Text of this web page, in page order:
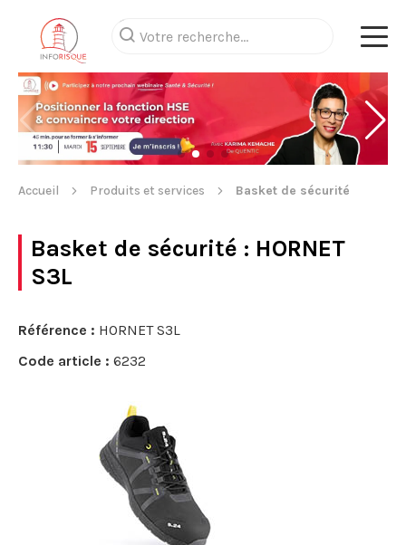
Accueil Produits et services Basket de sécurité
Basket de sécurité : HORNET
S3L
Référence : HORNET S3L
Code article : 6232